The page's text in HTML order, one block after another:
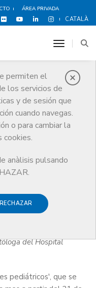
ÁREA PRIVADA
CATALÀ
permiten el
los servicios de
y de sesión que
cuando navegas.
o para cambiar la
cookies.
anàlisis pulsando
RECHAZAR
toggle
primaria del niño
primaria
del Hospital
pediátricos', que se